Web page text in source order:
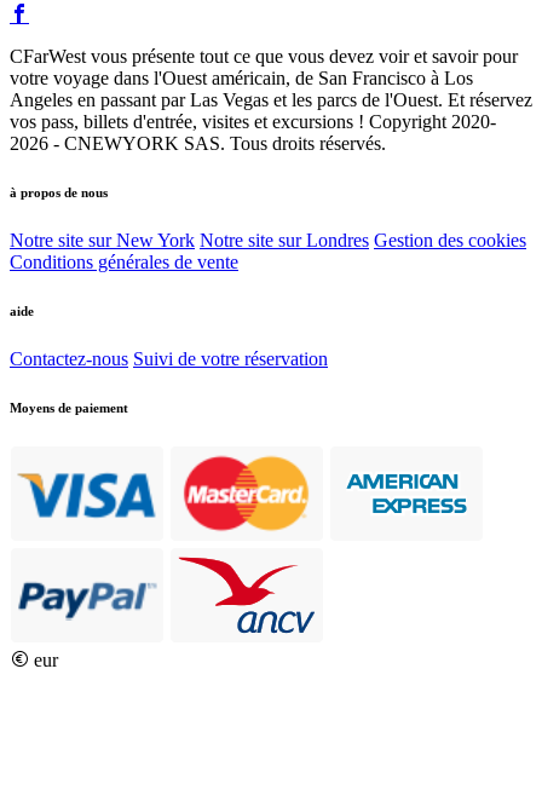
CFarWest vous présente tout ce que vous devez voir et savoir pour
votre voyage dans l'Ouest américain, de San Francisco à Los
Angeles en passant par Las Vegas et les parcs de l'Ouest. Et réservez
vos pass, billets d'entrée, visites et excursions ! Copyright 2020-
2026 - CNEWYORK SAS. Tous droits réservés.
à propos de nous
Notre site sur New York Notre site sur Londres Gestion des cookies
Conditions générales de vente
aide
Contactez-nous Suivi de votre réservation
Moyens de paiement
eur